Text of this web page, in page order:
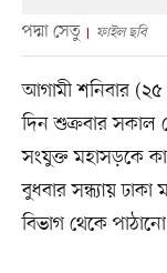
পদ্মা সেতু ফাইল ছবি
আগামী শনিবার
দিন শুক্রবার সকাল
সংযুক্ত মহাসড়কে
বুধবার সন্ধ্যায়
বিভাগ থেকে